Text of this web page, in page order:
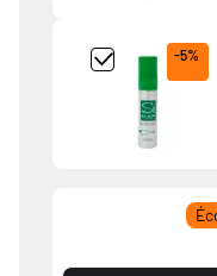
Add Product-5%